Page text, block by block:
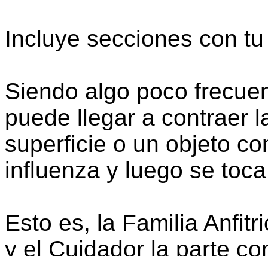
Incluye secciones con
Siendo algo poco
puede llegar a contraer
superficie o un objeto
influenza y luego se
Esto es, la Familia
y el Cuidador la parte